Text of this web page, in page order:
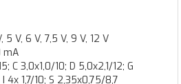
V, 6 V, 7,5 V, 9 V, 12 V
mA
C 3,0x1,0/10; D 5,0x2,1/12; G
4x 1,7/10; S 2,35x0,75/8,7